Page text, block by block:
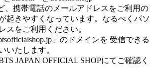
、携帯電話のメールアドレスをご利用の
起きやすくなっています。なるべくパソ
スをご利用ください。
」のドメインを 受信できる
いたします。
JAPAN OFFICIAL SHOPにてご確認く